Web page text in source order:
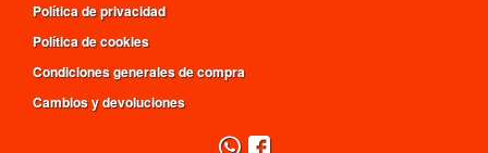
Política de privacidad
Política de cookies
Condiciones generales de compra
Cambios y devoluciones